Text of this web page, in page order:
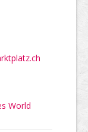
World